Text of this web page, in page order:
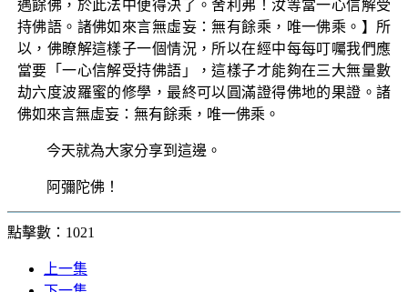
遇餘佛，於此法中便得決了。舍利弗！汝等當一心信解受
持佛語。諸佛如來言無虛妄：無有餘乘，唯一佛乘。】所
以，佛瞭解這樣子一個情況，所以在經中每每叮囑我們應
當要「一心信解受持佛語」，這樣子才能夠在三大無量數
劫六度波羅蜜的修學，最終可以圓滿證得佛地的果證。諸
佛如來言無虛妄：無有餘乘，唯一佛乘。
今天就為大家分享到這邊。
阿彌陀佛！
點擊數：1021
上一集